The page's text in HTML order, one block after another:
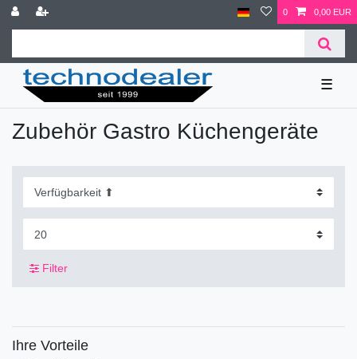
0 0,00 EUR
☰
Zubehör Gastro Küchengeräte
Filter
Ihre Vorteile